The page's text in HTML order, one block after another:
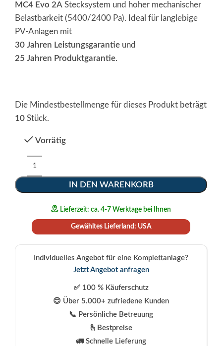
MC4 Evo 2A Stecksystem und hoher mechanischer
Belastbarkeit (5400/2400 Pa). Ideal für langlebige
PV-Anlagen mit
30 Jahren Leistungsgarantie und
25 Jahren Produktgarantie.
Die Mindestbestellmenge für dieses Produkt beträgt
10 Stück.
Vorrätig
IN DEN WARENKORB
Alternative:
Lieferzeit: ca. 4-7 Werktage bei Ihnen
Gewähltes Lieferland: USA
Individuelles Angebot für eine Komplettanlage?
Jetzt Angebot anfragen
✅ 100 % Käuferschutz
😊 Über 5.000+ zufriedene Kunden
📞 Persönliche Betreuung
🫰Bestpreise
🚛 Schnelle Lieferung